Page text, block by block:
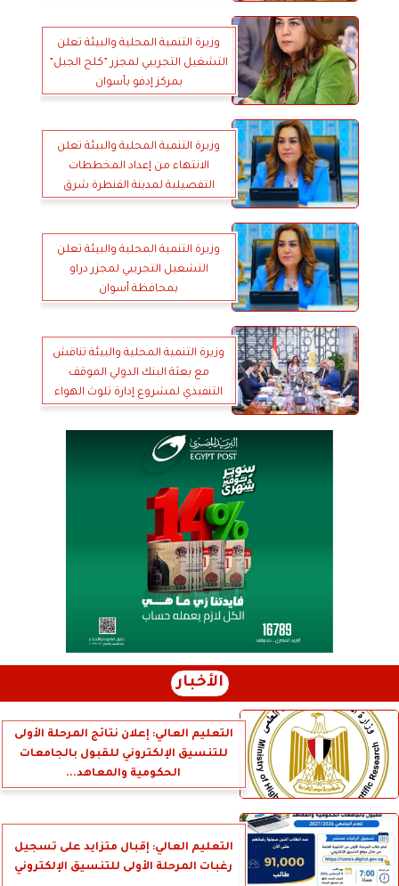
وزيرة التنمية المحلية والبيئة تعلن
التشغيل التجريبي لمجزر ”كلح الجبل”
بمركز إدفو بأسوان
وزيرة التنمية المحلية والبيئة تعلن
الانتهاء من إعداد المخططات
التفصيلية لمدينة القنطرة شرق
وزيرة التنمية المحلية والبيئة تعلن
التشغيل التجريبي لمجزر دراو
بمحافظة أسوان
وزيرة التنمية المحلية والبيئة تناقش
مع بعثة البنك الدولي الموقف
التنفيذي لمشروع إدارة تلوث الهواء
الأخبار
التعليم العالي: إعلان نتائج المرحلة الأولى
للتنسيق الإلكتروني للقبول بالجامعات
الحكومية والمعاهد...
التعليم العالي: إقبال متزايد على تسجيل
رغبات المرحلة الأولى للتنسيق الإلكتروني